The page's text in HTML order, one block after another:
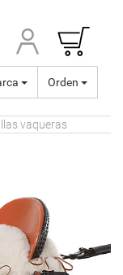
Orden
vaqueras